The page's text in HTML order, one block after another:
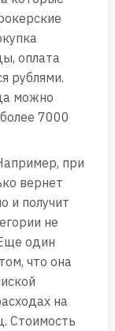
оплата
рублями.
можно
7000
при
вернет
и получит
не
один
что она
на
Стоимость